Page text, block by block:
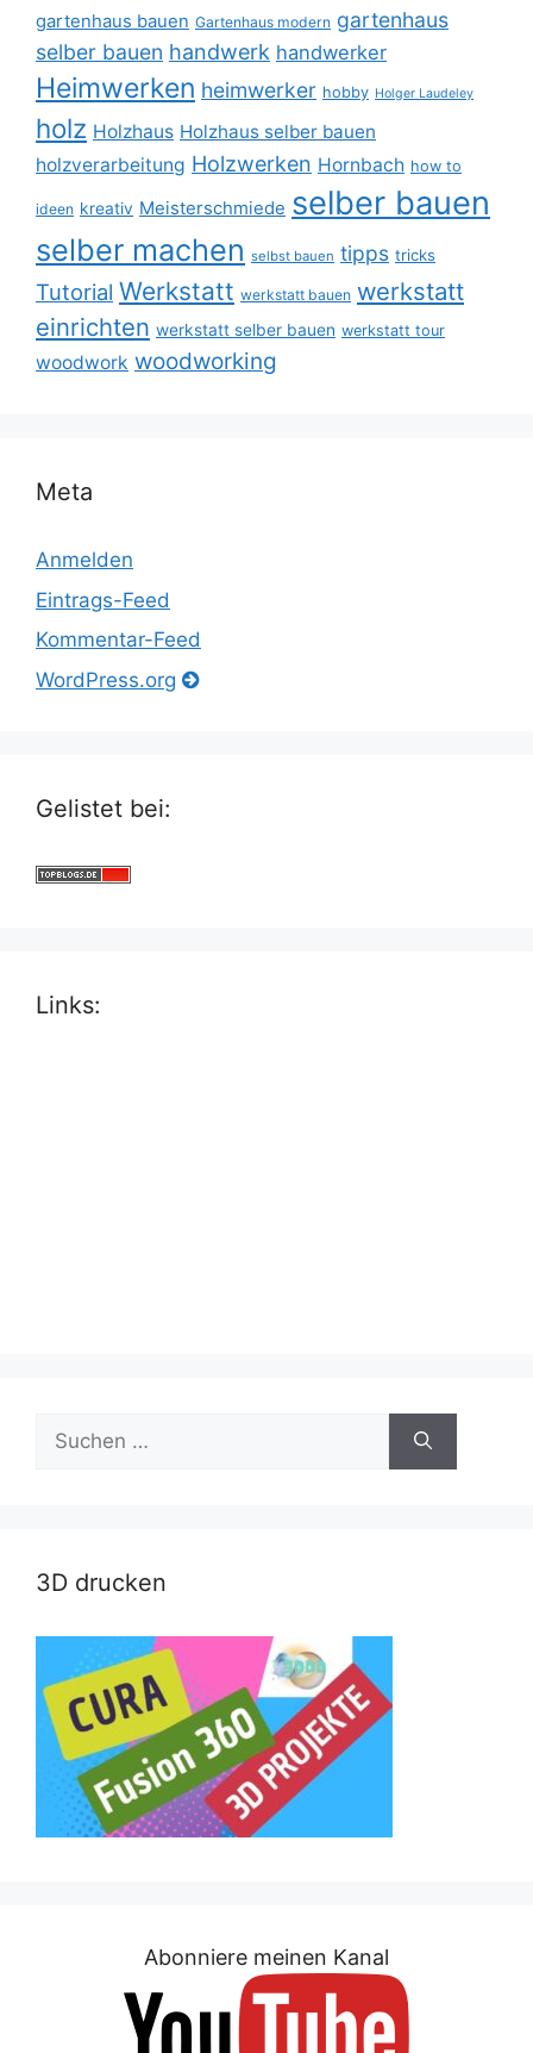
gartenhaus bauen Gartenhaus modern gartenhaus
selber bauen handwerk handwerker
Heimwerken heimwerker hobby Holger Laudeley
holz Holzhaus Holzhaus selber bauen
holzverarbeitung Holzwerken Hornbach how to
ideen kreativ Meisterschmiede selber bauen
selber machen selbst bauen tipps tricks
Tutorial Werkstatt werkstatt bauen werkstatt
einrichten werkstatt selber bauen werkstatt tour
woodwork woodworking
Meta
Anmelden
Eintrags-Feed
Kommentar-Feed
WordPress.org
Gelistet bei:
Links:
Suche
nach:
3D drucken
Abonniere meinen Kanal